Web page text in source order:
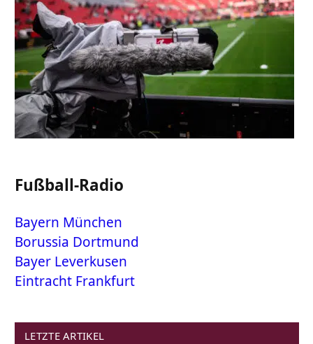
Fußball-Radio
Bayern München
Borussia Dortmund
Bayer Leverkusen
Eintracht Frankfurt
LETZTE ARTIKEL